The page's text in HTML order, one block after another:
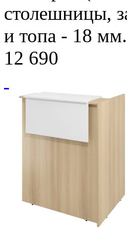
столешницы,
и топа - 18
12 690